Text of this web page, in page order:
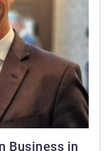
Business in